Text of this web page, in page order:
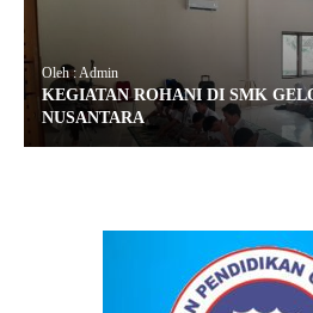
Oleh : Admin
KEGIATAN ROHANI DI SMK
NUSANTARA